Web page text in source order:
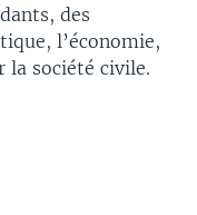
des
l’économie,
la société civile.